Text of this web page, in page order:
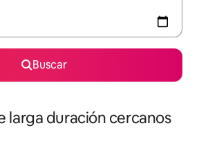
Buscar
larga duración cercanos